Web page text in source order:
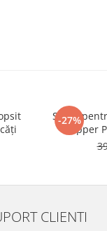
-27%
Spray
Clipper
CLIENTI